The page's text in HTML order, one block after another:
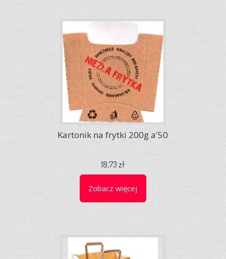
Kartonik na frytki 200g a'50
18,73 zł
Zobacz więcej